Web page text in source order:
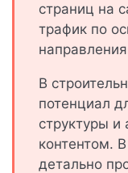
страниц на
трафик по
В
потенциал
структуры и
контентом.
детально